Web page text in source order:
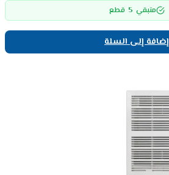
متبقي 5 قطع
إضافة إلى السلة